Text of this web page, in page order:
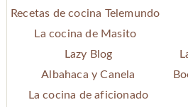
Recetas de cocina Telemundo
La cocina de Masito
Lazy Blog
Albahaca y Canela
La cocina de aficionado